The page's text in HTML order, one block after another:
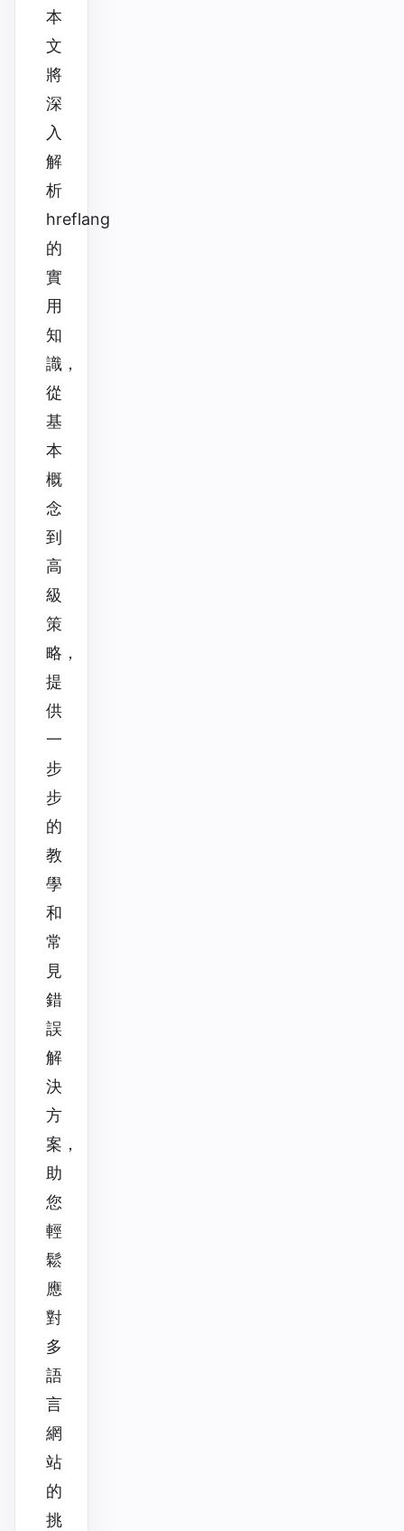
本
文
將
深
入
解
析
hreflang
的
實
用
知
識，
從
基
本
概
念
到
高
級
策
略，
提
供
一
步
步
的
教
學
和
常
見
錯
誤
解
決
方
案，
助
您
輕
鬆
應
對
多
語
言
網
站
的
挑